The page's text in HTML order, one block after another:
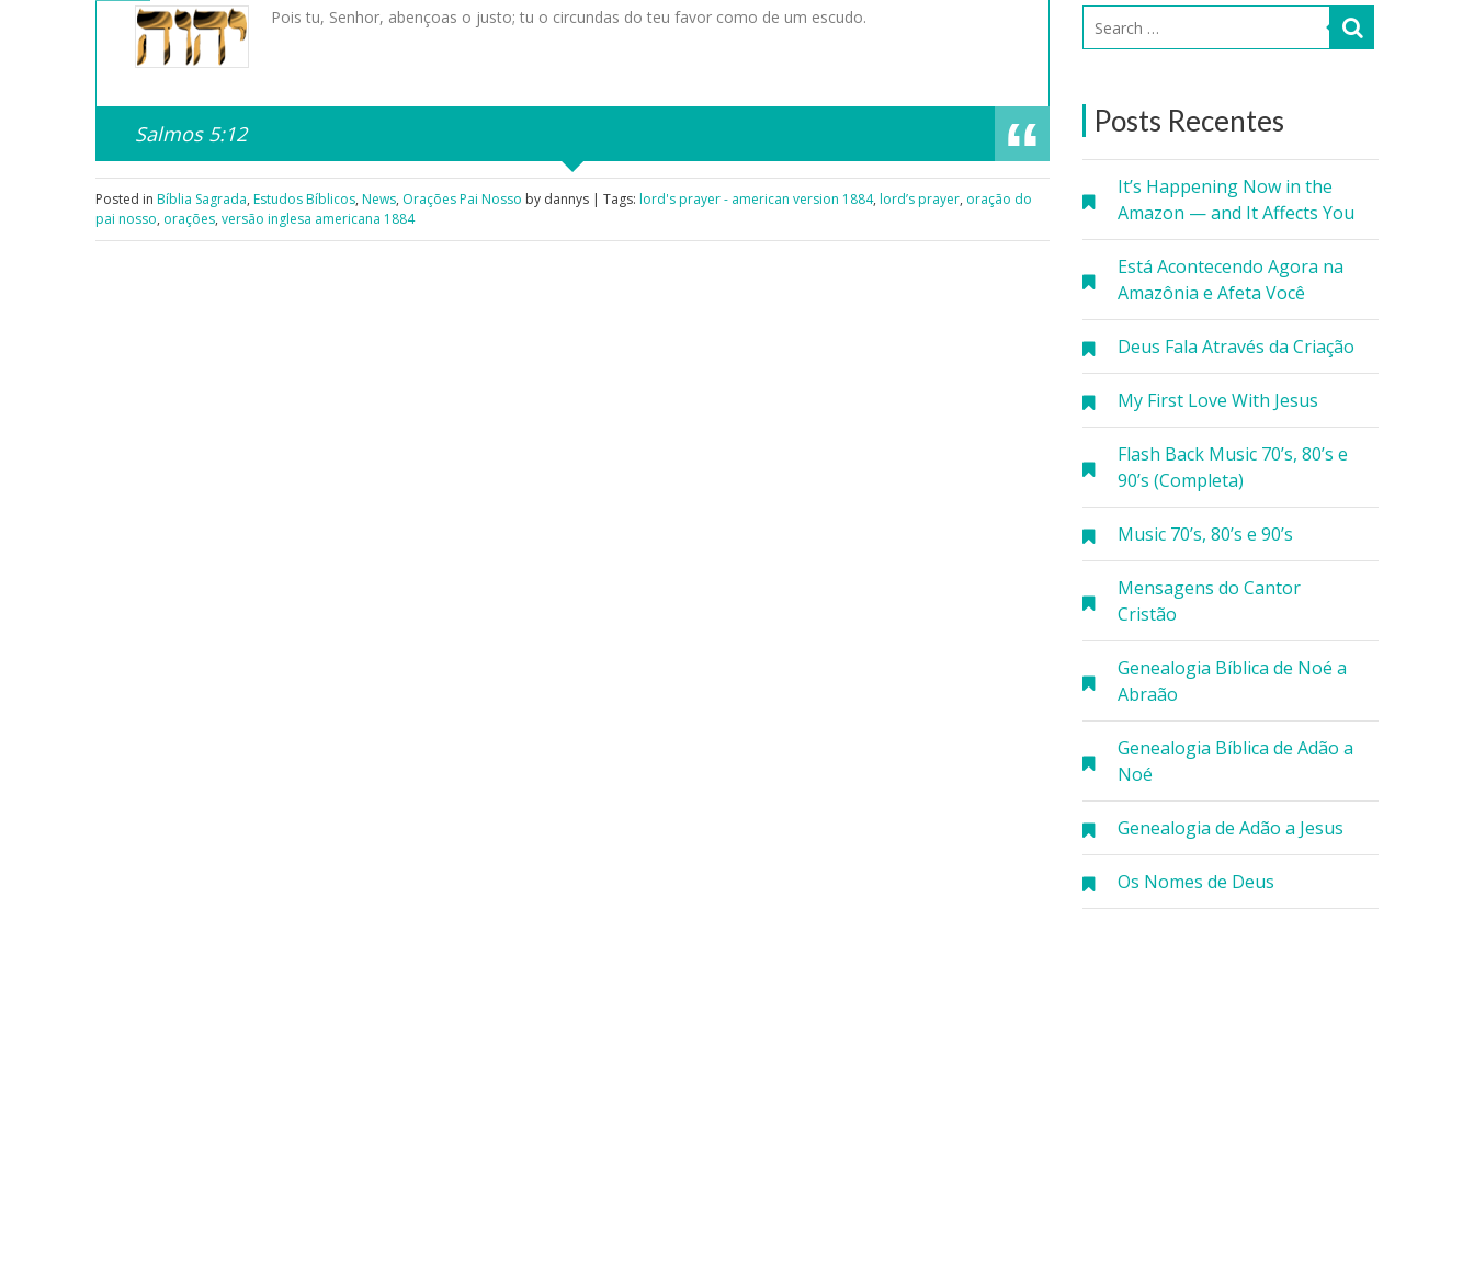
Posts Recentes
It’s Happening Now in the
Amazon — and It Affects You
Está Acontecendo Agora na
Amazônia e Afeta Você
Deus Fala Através da Criação
My First Love With Jesus
Flash Back Music 70’s, 80’s e
90’s (Completa)
Music 70’s, 80’s e 90’s
Mensagens do Cantor
Cristão
Genealogia Bíblica de Noé a
Abraão
Genealogia Bíblica de Adão a
Noé
Genealogia de Adão a Jesus
Os Nomes de Deus
Pois tu, Senhor, abençoas o justo; tu o circundas do teu favor como de um escudo.
Salmos 5:12
Posted in Bíblia Sagrada, Estudos Bíblicos, News, Orações Pai Nosso by dannys | Tags: lord's prayer - american version 1884, lord’s prayer, oração do
pai nosso, orações, versão inglesa americana 1884